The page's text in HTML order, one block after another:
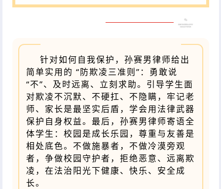
针对如何自我保护，孙赛男律师给出
简单实用的 “防欺凌三准则”：勇敢说
“不”、及时远离、立刻求助。引导学生面
对欺凌不沉默、不硬扛、不隐瞒，牢记老
师、家长是最坚实后盾，学会用法律武器
保护自身权益。最后，孙赛男律师寄语全
体学生：校园是成长乐园，尊重与友善是
相处底色。不做施暴者，不做冷漠旁观
者，争做校园守护者，拒绝恶意、远离欺
凌，在法治阳光下健康、快乐、安全成
长。